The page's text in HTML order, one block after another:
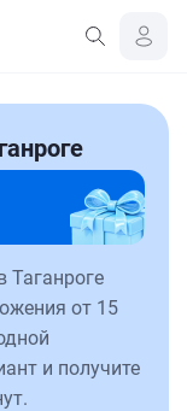
Таганроге
от 15
и получите